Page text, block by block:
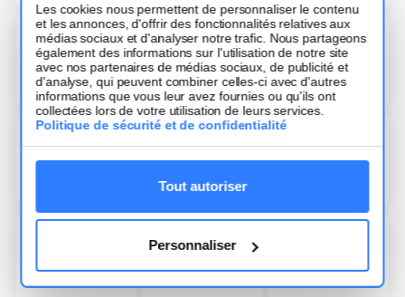
Les cookies nous permettent de personnaliser le contenu
et les annonces, d'offrir des fonctionnalités relatives aux
médias sociaux et d'analyser notre trafic. Nous partageons
également des informations sur l'utilisation de notre site
avec nos partenaires de médias sociaux, de publicité et
d'analyse, qui peuvent combiner celles-ci avec d'autres
informations que vous leur avez fournies ou qu'ils ont
collectées lors de votre utilisation de leurs services.
Politique de sécurité et de confidentialité
Tout autoriser
Personnaliser